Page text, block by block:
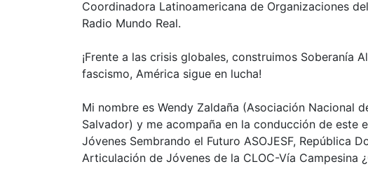
Coordinadora Latinoamericana de Organizaciones
Radio Mundo Real.
¡Frente a las crisis globales, construimos Soberanía
fascismo, América sigue en lucha!
Mi nombre es Wendy Zaldaña (Asociación Nacional
Salvador) y me acompaña en la conducción de este
Jóvenes Sembrando el Futuro ASOJESF, República
Articulación de Jóvenes de la CLOC-Vía Campesina